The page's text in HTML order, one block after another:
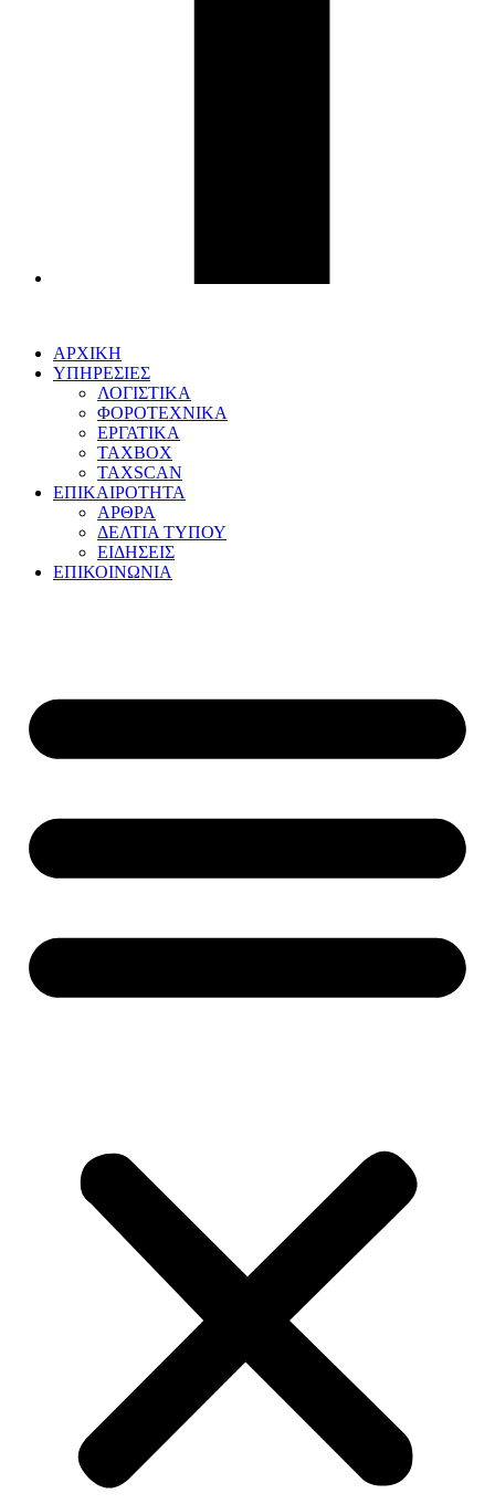
ΑΡΧΙΚΗ
ΥΠΗΡΕΣΙΕΣ
ΛΟΓΙΣΤΙΚΑ
ΦΟΡΟΤΕΧΝΙΚΑ
ΕΡΓΑΤΙΚΑ
TAXBOX
TAXSCAN
ΕΠΙΚΑΙΡΟΤΗΤΑ
ΑΡΘΡΑ
ΔΕΛΤΙΑ ΤΥΠΟΥ
ΕΙΔΗΣΕΙΣ
ΕΠΙΚΟΙΝΩΝΙΑ